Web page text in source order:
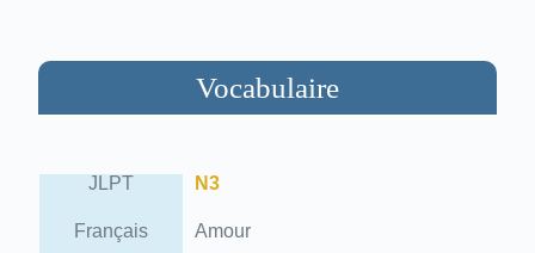
Vocabulaire
JLPT N3
Français Amour